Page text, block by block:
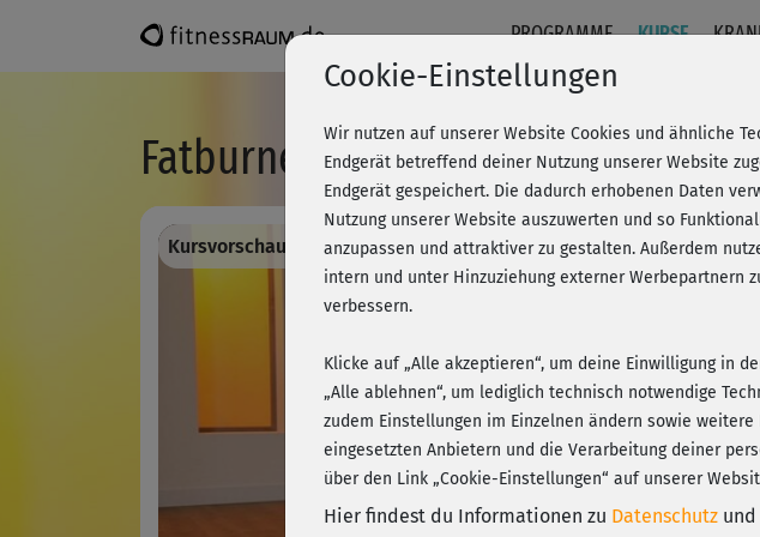
PROGRAMME KURSE
Fatburner-Workout - Übungen am
Play
Kursvorschau - Anmelden und alles trainieren!
Cookie-Einstellungen
Wir nutzen auf unserer Website Cookies und ähnliche
Endgerät betreffend deiner Nutzung unserer Website
Endgerät gespeichert. Die dadurch erhobenen Daten
Nutzung unserer Website auszuwerten und so
anzupassen und attraktiver zu gestalten. Außerdem
intern und unter Hinzuziehung externer Werbepartnern
verbessern.
Klicke auf „Alle akzeptieren“, um deine Einwilligung in
„Alle ablehnen“, um lediglich technisch notwendige
zudem Einstellungen im Einzelnen ändern sowie
eingesetzten Anbietern und die Verarbeitung deiner
über den Link „Cookie-Einstellungen“ auf unserer
Hier findest du Informationen zu Datenschutz und